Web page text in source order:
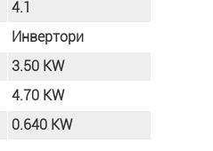
4.1
Инвертори
3.50 KW
4.70 KW
0.640 KW